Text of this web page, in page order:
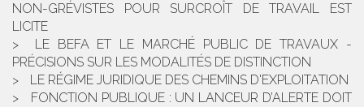
NON-GRÉVISTES POUR SURCROÎT DE TRAVAIL EST
LICITE
LE BEFA ET LE MARCHÉ PUBLIC DE TRAVAUX -
PRÉCISIONS SUR LES MODALITÉS DE DISTINCTION
LE RÉGIME JURIDIQUE DES CHEMINS D'EXPLOITATION
FONCTION PUBLIQUE : UN LANCEUR D’ALERTE DOIT